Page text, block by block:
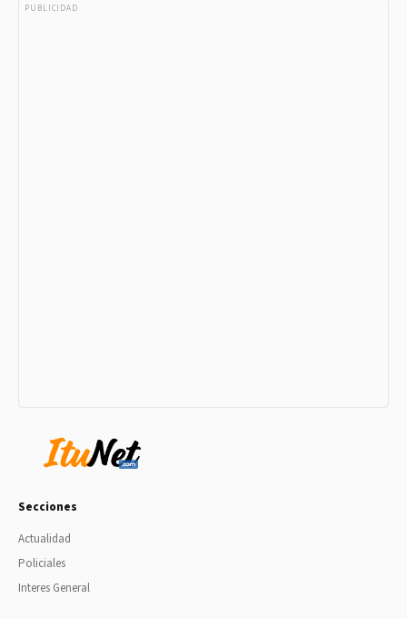
PUBLICIDAD
Secciones
Actualidad
Policiales
Interes General